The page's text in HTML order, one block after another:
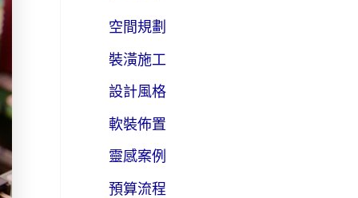
空間規劃
裝潢施工
設計風格
軟裝佈置
靈感案例
預算流程